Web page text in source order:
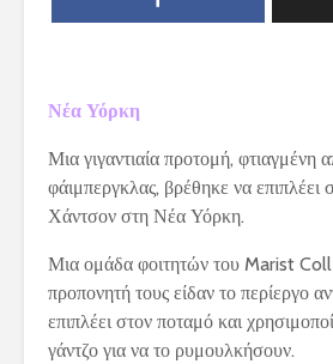
Νέα Υόρκη
Μια γιγαντιαία προτομή, φτιαγμένη
φάιμπεργκλας, βρέθηκε να επιπλέει
Χάντσον στη Νέα Υόρκη.
Μια ομάδα φοιτητών του Marist
προπονητή τους είδαν το περίεργο
επιπλέει στον ποταμό και
γάντζο για να το ρυμουλκήσουν.